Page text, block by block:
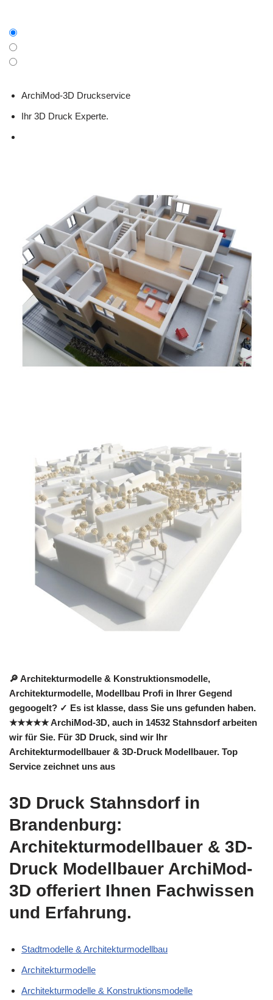
ArchiMod-3D Druckservice
Ihr 3D Druck Experte.
🔎 Architekturmodelle & Konstruktionsmodelle,
Architekturmodelle, Modellbau Profi in Ihrer Gegend
gegoogelt? ✓ Es ist klasse, dass Sie uns gefunden haben.
★★★★★ ArchiMod-3D, auch in 14532 Stahnsdorf arbeiten
wir für Sie. Für 3D Druck, sind wir Ihr
Architekturmodellbauer & 3D-Druck Modellbauer. Top
Service zeichnet uns aus
3D Druck Stahnsdorf in
Brandenburg:
Architekturmodellbauer & 3D-
Druck Modellbauer ArchiMod-
3D offeriert Ihnen Fachwissen
und Erfahrung.
Stadtmodelle & Architekturmodellbau
Architekturmodelle
Architekturmodelle & Konstruktionsmodelle